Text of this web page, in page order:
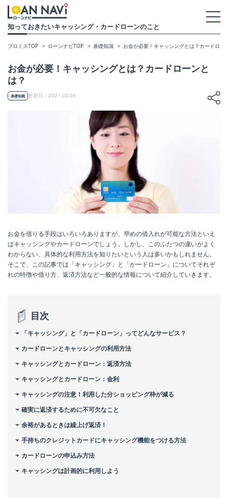
知っておきたいキャッシング・カードローンのこと
プロミスTOP ローンナビTOP 基礎知識 お金が必要！キャッシングとは？カードロー
お金が必要！キャッシングとは？カードローンと
は？
基礎知識 更新日：2021.02.04
お金を借りる手段はいろいろありますが、早めの借入れが可能な方法といえ
ばキャッシングやカードローンでしょう。しかし、このふたつの違いがよく
わからない、具体的な利用方法を知りたいという人は多いかもしれません。
そこで、この記事では「キャッシング」と「かードローン」についてそれぞ
れの特徴や借り方、返済方法など一般的な情報について紹介していきます。
目次
「キャッシング」と「カードローン」ってどんなサービス？
カードローンとキャッシングの利用方法
キャッシングとカードローン：返済方法
キャッシングとカードローン：金利
キャッシングの注意！利用した分ショッピング枠が減る
確実に返済するために不可欠なこと
余裕があるときは繰上げ返済！
手持ちのクレジットカードにキャッシング機能をつける方法
カードローンの申込み方法
キャッシングは計画的に利用しよう